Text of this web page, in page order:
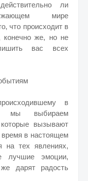
ли
мире
что происходит в
конечно же, но не
вас всех
в
мы выбираем
вызывают
в настоящем
на тех явлениях,
лучшие эмоции,
дарят радость